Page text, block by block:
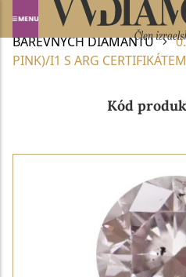
Domů BAREVNÉ
BAREVNÝCH DIAMANTŮ
PINK)/I1 S ARG CERTIFIKÁTEM
Kód